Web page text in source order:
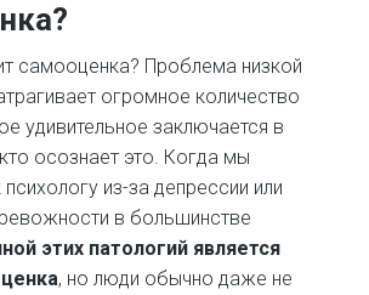
самооценка? Проблема низкой
огромное количество
удивительное заключается в
осознает это. Когда мы
из-за депрессии или
в большинстве
этих патологий является
, но люди обычно даже не